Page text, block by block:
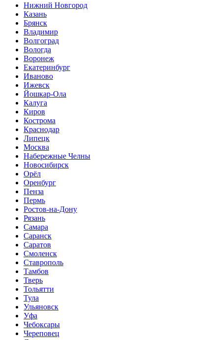
Нижний Нoвгород
Казань
Брянск
Владимир
Волгоград
Вологда
Воронеж
Екатеринбург
Иваново
Ижевск
Йошкар-Ола
Калуга
Киров
Кострома
Краснодар
Липецк
Москва
Набережные Челны
Новосибирск
Орёл
Оренбург
Пенза
Пермь
Ростов-на-Дону
Рязань
Самара
Саранск
Саратов
Смоленск
Ставрополь
Тамбов
Тверь
Тольятти
Тула
Ульяновск
Уфа
Чебоксары
Череповец